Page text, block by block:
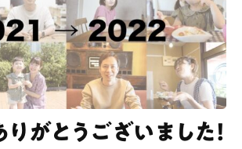
がとうございました！